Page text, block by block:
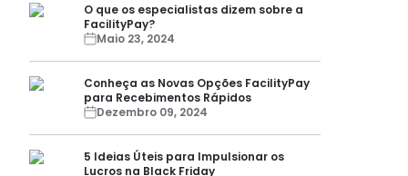
O que os especialistas dizem sobre a
FacilityPay?
Maio 23, 2024
Conheça as Novas Opções FacilityPay
para Recebimentos Rápidos
Dezembro 09, 2024
5 Ideias Úteis para Impulsionar os
Lucros na Black Friday